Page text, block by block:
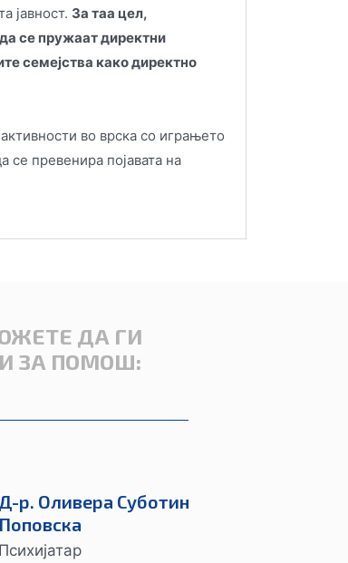
јавност. За таа цел,
се пружаат директни
семејства како директно
во врска со играњето
се превенира појавата на
ДА ГИ
ЗА ПОМОШ:
Д-р. Оливера Суботин
Поповска
Психијатар